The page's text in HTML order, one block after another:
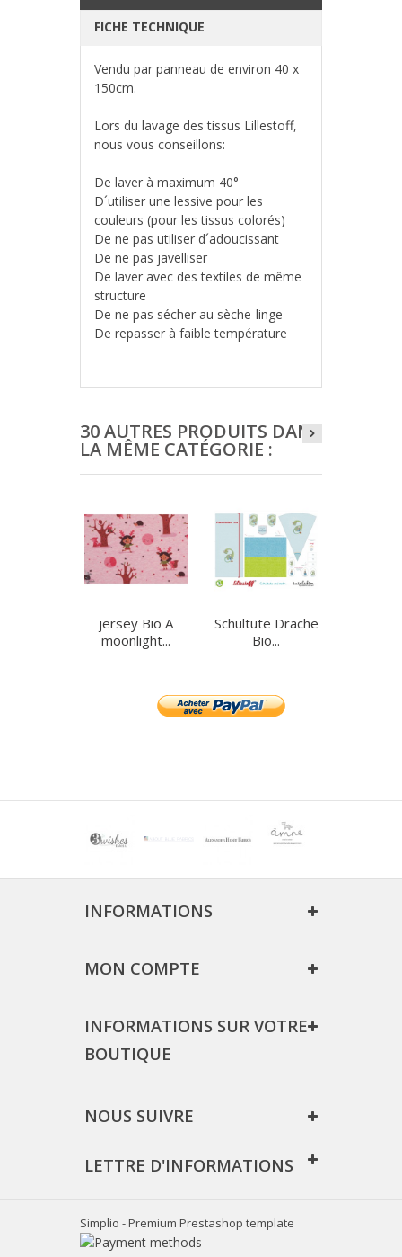
FICHE TECHNIQUE
Vendu par panneau de environ 40 x
150cm.
Lors du lavage des tissus Lillestoff,
nous vous conseillons:
De laver à maximum 40°
D´utiliser une lessive pour les
couleurs (pour les tissus colorés)
De ne pas utiliser d´adoucissant
De ne pas javelliser
De laver avec des textiles de même
structure
De ne pas sécher au sèche-linge
De repasser à faible température
30 AUTRES PRODUITS DANS
LA MÊME CATÉGORIE :
jersey Bio A
moonlight...
Schultute Drache
Bio...
INFORMATIONS
MON COMPTE
INFORMATIONS SUR VOTRE
BOUTIQUE
NOUS SUIVRE
LETTRE D'INFORMATIONS
Simplio - Premium Prestashop template